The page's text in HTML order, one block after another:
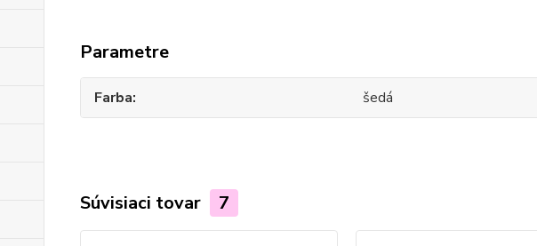
Parametre
Farba šedá
Súvisiaci tovar 7